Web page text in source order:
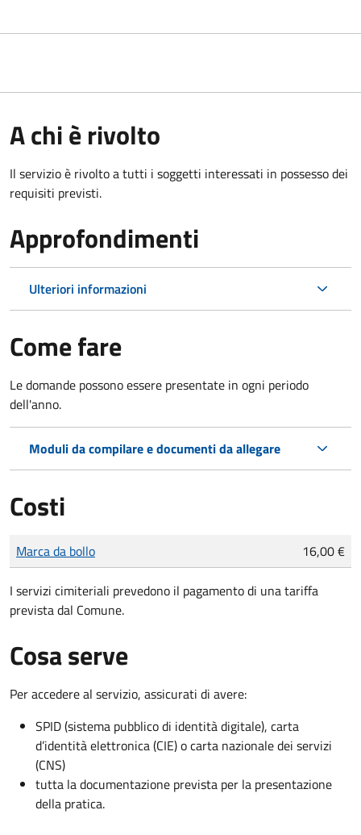
A chi è rivolto
Il servizio è rivolto a tutti i soggetti interessati in possesso dei
requisiti previsti.
Approfondimenti
Ulteriori informazioni
Come fare
Le domande possono essere presentate in ogni periodo
dell'anno.
Moduli da compilare e documenti da allegare
Costi
Tipo di pagamento
Importo
Marca da bollo 16,00 €
I servizi cimiteriali prevedono il pagamento di una tariffa
prevista dal Comune.
Cosa serve
Per accedere al servizio, assicurati di avere:
SPID (sistema pubblico di identità digitale), carta
d’identità elettronica (CIE) o carta nazionale dei servizi
(CNS)
tutta la documentazione prevista per la presentazione
della pratica.